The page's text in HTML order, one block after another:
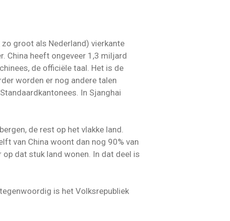
groot als Nederland) vierkante
China heeft ongeveer 1,3 miljard
de officiële taal. Het is de
worden er nog andere talen
In Sjanghai
de rest op het vlakke land.
van China woont dan nog 90% van
dat stuk land wonen. In dat deel is
is het Volksrepubliek